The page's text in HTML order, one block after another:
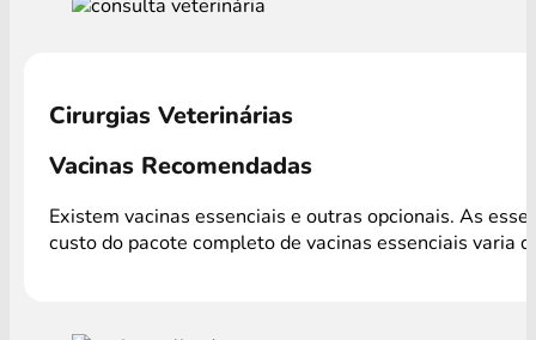
Cirurgias Veterinárias
Vacinas Recomendadas
Existem vacinas essenciais e outras opcionais. As
custo do pacote completo de vacinas essenciais varia